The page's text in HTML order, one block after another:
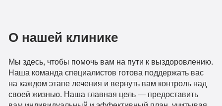
О нашей клинике
Мы здесь, чтобы помочь вам на пути к выздоровлению.
Наша команда специалистов готова поддержать вас
на каждом этапе лечения и вернуть вам контроль над
своей жизнью. Наша главная цель — предоставить